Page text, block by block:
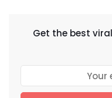
Get the best